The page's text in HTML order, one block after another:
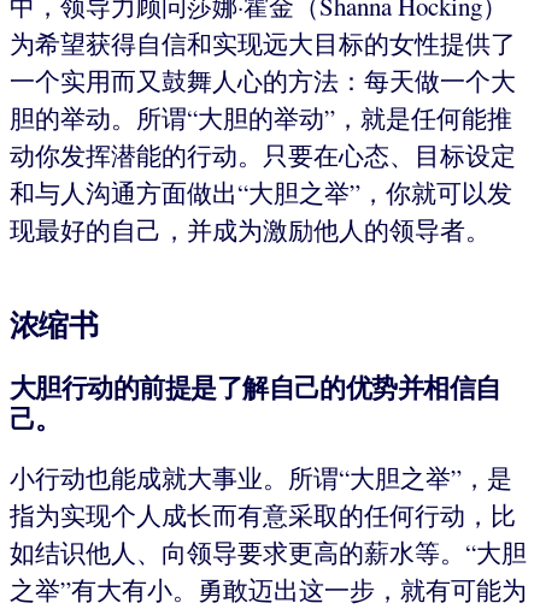
为希望获得自信和实现远大目标的女性提供了
一个实用而又鼓舞人心的方法：每天做一个大
胆的举动。所谓“大胆的举动”，就是任何能推
动你发挥潜能的行动。只要在心态、目标设定
和与人沟通方面做出“大胆之举”，你就可以发
现最好的自己，并成为激励他人的领导者。
浓缩书
大胆行动的前提是了解自己的优势并相信自
己。
小行动也能成就大事业。所谓“大胆之举”，是
指为实现个人成长而有意采取的任何行动，比
如结识他人、向领导要求更高的薪水等。“大胆
之举”有大有小。勇敢迈出这一步，就有可能为